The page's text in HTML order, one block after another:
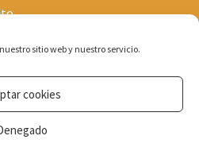
sitio web y nuestro servicio.
cookies
y Estética 2026